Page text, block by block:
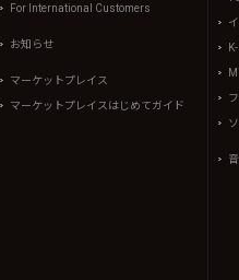
For International Customers
お知らせ
マーケットプレイス
マーケットプレイスはじめてガイド